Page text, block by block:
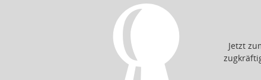
Jetzt